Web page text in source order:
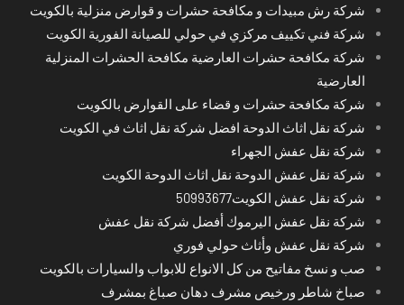
شركة رش مبيدات و مكافحة حشرات و قوارض منزلية بالكويت
شركة فني تكييف مركزي في حولي للصيانة الفورية الكويت
شركة مكافحة حشرات العارضية مكافحة الحشرات المنزلية
العارضية
شركة مكافحة حشرات و قضاء على القوارض بالكويت
شركة نقل اثاث الدوحة افضل شركة نقل اثاث في الكويت
شركة نقل عفش الجهراء
شركة نقل عفش الدوحة نقل اثاث الدوحة الكويت
شركة نقل عفش الكويت50993677
شركة نقل عفش اليرموك أفضل شركة نقل عفش
شركة نقل عفش وأثاث حولي فوري
صب و نسخ مفاتيح من كل الانواع للابواب والسيارات بالكويت
صباخ شاطر ورخيص مشرف دهان صباغ بمشرف